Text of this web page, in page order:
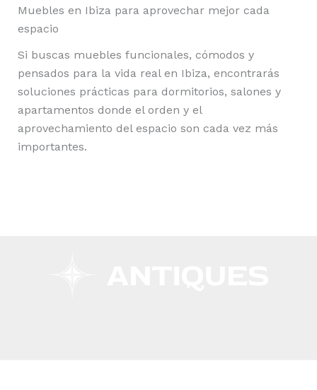
Muebles en Ibiza para aprovechar mejor cada
espacio
Si buscas muebles funcionales, cómodos y
pensados para la vida real en Ibiza, encontrarás
soluciones prácticas para dormitorios, salones y
apartamentos donde el orden y el
aprovechamiento del espacio son cada vez más
importantes.